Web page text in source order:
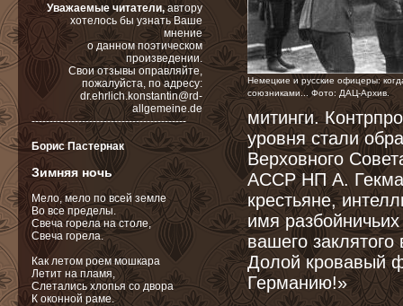
Немецкие и русские офицеры:
союзниками... Фото: ДАЦ-Архив.
митинги.
уровня стали
Верховного
АССР НП А.
крестьяне,
имя
вашего
Долой кровавый
Германию!»
Уважаемые читатели, автору
хотелось бы узнать Ваше
мнение
о данном поэтическом
произведении.
Свои отзывы оправляйте,
пожалуйста, по адресу:
dr.ehrlich.konstantin@rd-
allgemeine.de
-------------------------------------------
Борис Пастернак
Зимняя ночь
Мело, мело по всей земле
Во все пределы.
Свеча горела на столе,
Свеча горела.
Как летом роем мошкара
Летит на пламя,
Слетались хлопья со двора
К оконной раме.